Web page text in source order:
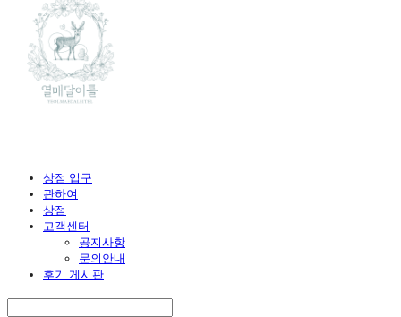
상점 입구
관하여
상점
고객센터
공지사항
문의안내
후기 게시판